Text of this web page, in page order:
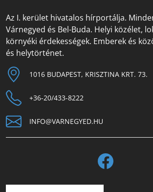
Az I. kerület hivatalos hírportálja.
Várnegyed és Bel-Buda. Helyi közélet,
környéki érdekességek. Emberek és
és helytörténet.
1016 BUDAPEST, KRISZTINA KRT. 73.
+36-20/433-8222
INFO@VARNEGYED.HU